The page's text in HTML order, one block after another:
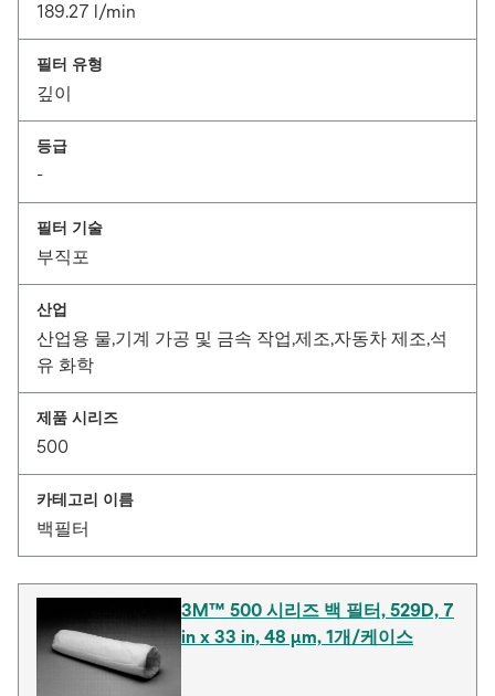
189.27 l/min
필터 유형
깊이
등급
-
필터 기술
부직포
산업
산업용 물,기계 가공 및 금속 작업,제조,자동차 제조,석
유 화학
제품 시리즈
500
카테고리 이름
백필터
3M™ 500 시리즈 백 필터, 529D, 7
in x 33 in, 48 µm, 1개/케이스